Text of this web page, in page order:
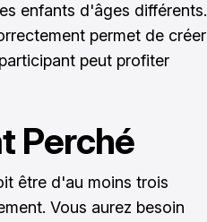
enfants d'âges différents.
permet de créer
peut profiter
Perché
être d'au moins trois
Vous aurez besoin